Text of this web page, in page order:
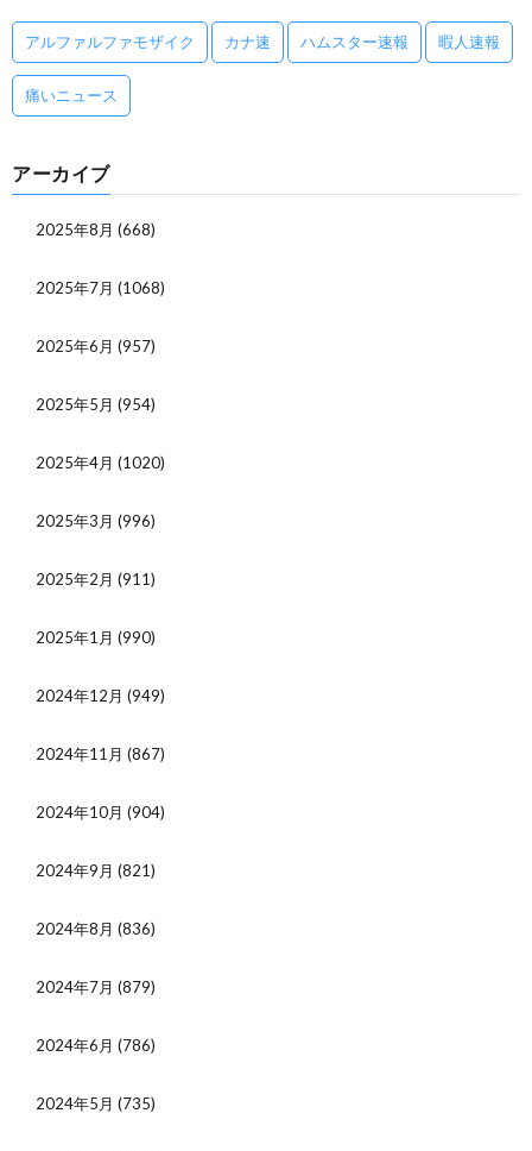
アルファルファモザイク カナ速 ハムスター速報 暇人速報
痛いニュース
アーカイブ
2025年8月 (668)
2025年7月 (1068)
2025年6月 (957)
2025年5月 (954)
2025年4月 (1020)
2025年3月 (996)
2025年2月 (911)
2025年1月 (990)
2024年12月 (949)
2024年11月 (867)
2024年10月 (904)
2024年9月 (821)
2024年8月 (836)
2024年7月 (879)
2024年6月 (786)
2024年5月 (735)